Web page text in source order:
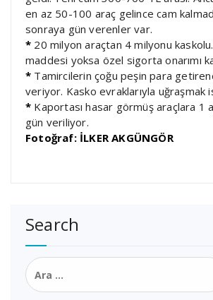
en az 50-100 araç gelince cam
sonraya gün verenler var.
* 20 milyon araçtan 4 milyonu
maddesi yoksa özel sigorta onarımı
* Tamircilerin çoğu peşin para
veriyor. Kasko evraklarıyla uğraşmak
* Kaportası hasar görmüş araçlara 1
gün veriliyor.
Fotoğraf: İLKER AKGÜNGÖR
Search
Arama: